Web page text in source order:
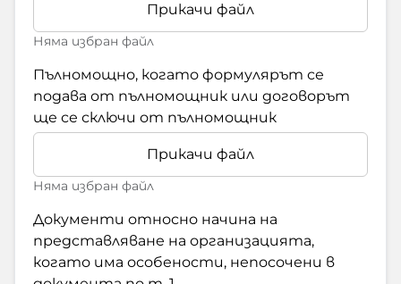
Прикачи файл
Няма избран файл
Пълномощно, когато формулярът се
подава от пълномощник или договорът
ще се сключи от пълномощник
Прикачи файл
Няма избран файл
Документи относно начина на
представляване на организацията,
когато има особености, непосочени в